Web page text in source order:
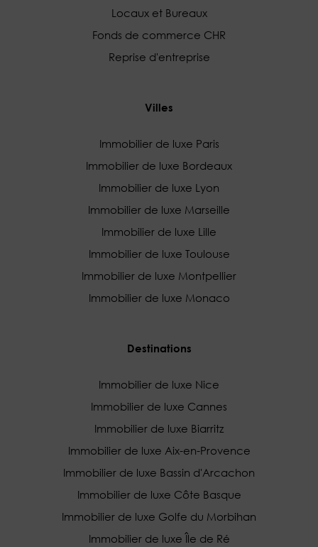
Locaux et Bureaux
Fonds de commerce CHR
Reprise d'entreprise
Villes
Immobilier de luxe Paris
Immobilier de luxe Bordeaux
Immobilier de luxe Lyon
Immobilier de luxe Marseille
Immobilier de luxe Lille
Immobilier de luxe Toulouse
Immobilier de luxe Montpellier
Immobilier de luxe Monaco
Destinations
Immobilier de luxe Nice
Immobilier de luxe Cannes
Immobilier de luxe Biarritz
Immobilier de luxe Aix-en-Provence
Immobilier de luxe Bassin d'Arcachon
Immobilier de luxe Côte Basque
Immobilier de luxe Golfe du Morbihan
Immobilier de luxe Île de Ré